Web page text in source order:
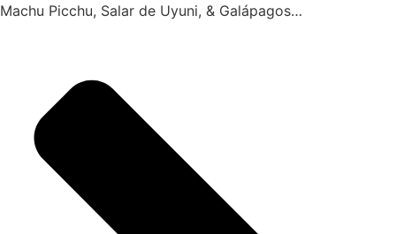
Machu Picchu, Salar de Uyuni, & Galápagos…